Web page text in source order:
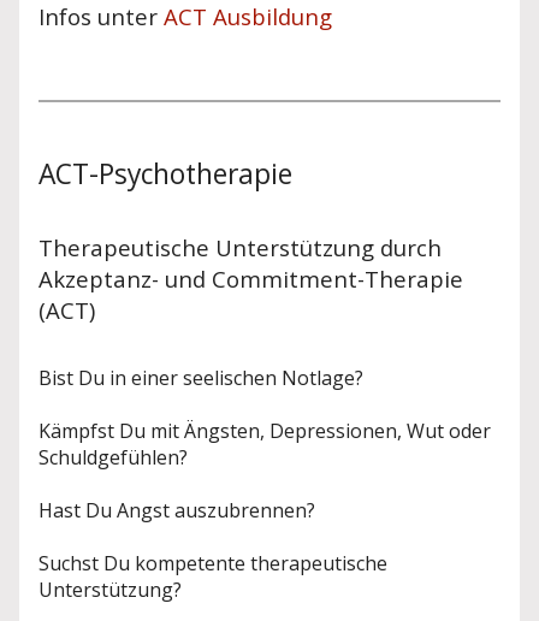
Infos unter ACT Ausbildung
ACT-Psychotherapie
Therapeutische Unterstützung durch
Akzeptanz- und Commitment-Therapie
(ACT)
Bist Du in einer seelischen Notlage?
Kämpfst Du mit Ängsten, Depressionen, Wut oder
Schuldgefühlen?
Hast Du Angst auszubrennen?
Suchst Du kompetente therapeutische
Unterstützung?